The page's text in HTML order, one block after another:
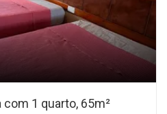
1 quarto, 65m²